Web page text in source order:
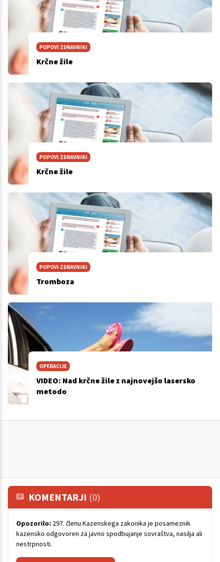
POPOVI ZDRAVNIKI
Krčne žile
POPOVI ZDRAVNIKI
Krčne žile
POPOVI ZDRAVNIKI
Tromboza
OPERACIJE
VIDEO: Nad krčne žile z najnovejšo lasersko
metodo
KOMENTARJI (0)
Opozorilo: 297. členu Kazenskega zakonika je posameznik
kazensko odgovoren za javno spodbujanje sovraštva, nasilja ali
nestrpnosti.